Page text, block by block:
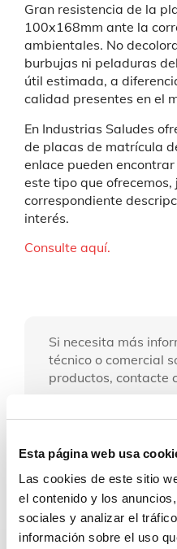
Esta página web usa
Las cookies de este sitio
el contenido y los
sociales y analizar el
información sobre el uso
Gran resistencia de la p
100x168mm ante la
ambientales. No
burbujas ni peladuras
útil estimada, a
calidad presentes en el
En Industrias Saludes
de placas de matrícula
enlace pueden
este tipo que ofrecemos,
correspondiente
interés.
Consulte aquí.
Si necesita más
técnico o comercial
productos, contacte